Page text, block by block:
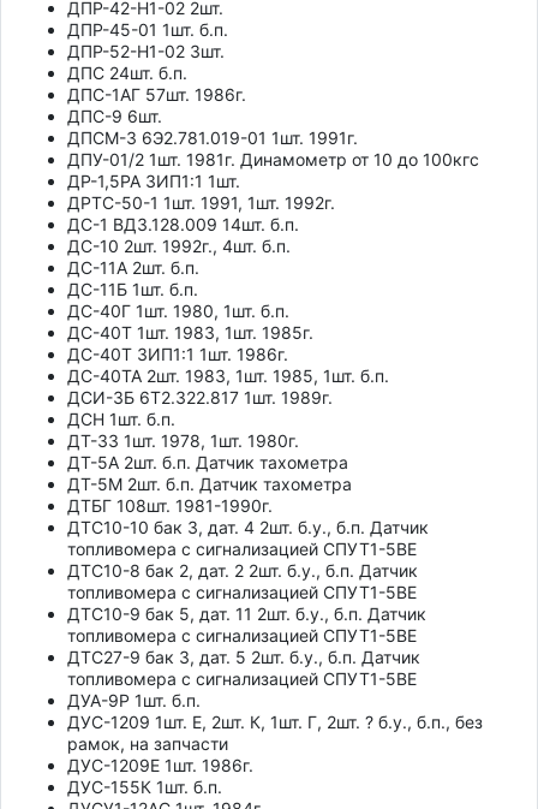
ДПР-42-Н1-02 2шт.
ДПР-45-01 1шт. б.п.
ДПР-52-Н1-02 3шт.
ДПС 24шт. б.п.
ДПС-1АГ 57шт. 1986г.
ДПС-9 6шт.
ДПСМ-3 6Э2.781.019-01 1шт. 1991г.
ДПУ-01/2 1шт. 1981г. Динамометр от 10 до 100кгс
ДР-1,5РА ЗИП1:1 1шт.
ДРТС-50-1 1шт. 1991, 1шт. 1992г.
ДС-1 ВД3.128.009 14шт. б.п.
ДС-10 2шт. 1992г., 4шт. б.п.
ДС-11А 2шт. б.п.
ДС-11Б 1шт. б.п.
ДС-40Г 1шт. 1980, 1шт. б.п.
ДС-40Т 1шт. 1983, 1шт. 1985г.
ДС-40Т ЗИП1:1 1шт. 1986г.
ДС-40ТА 2шт. 1983, 1шт. 1985, 1шт. б.п.
ДСИ-3Б 6Т2.322.817 1шт. 1989г.
ДСН 1шт. б.п.
ДТ-33 1шт. 1978, 1шт. 1980г.
ДТ-5А 2шт. б.п. Датчик тахометра
ДТ-5М 2шт. б.п. Датчик тахометра
ДТБГ 108шт. 1981-1990г.
ДТС10-10 бак 3, дат. 4 2шт. б.у., б.п. Датчик
топливомера с сигнализацией СПУТ1-5ВЕ
ДТС10-8 бак 2, дат. 2 2шт. б.у., б.п. Датчик
топливомера с сигнализацией СПУТ1-5ВЕ
ДТС10-9 бак 5, дат. 11 2шт. б.у., б.п. Датчик
топливомера с сигнализацией СПУТ1-5ВЕ
ДТС27-9 бак 3, дат. 5 2шт. б.у., б.п. Датчик
топливомера с сигнализацией СПУТ1-5ВЕ
ДУА-9Р 1шт. б.п.
ДУС-1209 1шт. Е, 2шт. К, 1шт. Г, 2шт. ? б.у., б.п., без
рамок, на запчасти
ДУС-1209Е 1шт. 1986г.
ДУС-155К 1шт. б.п.